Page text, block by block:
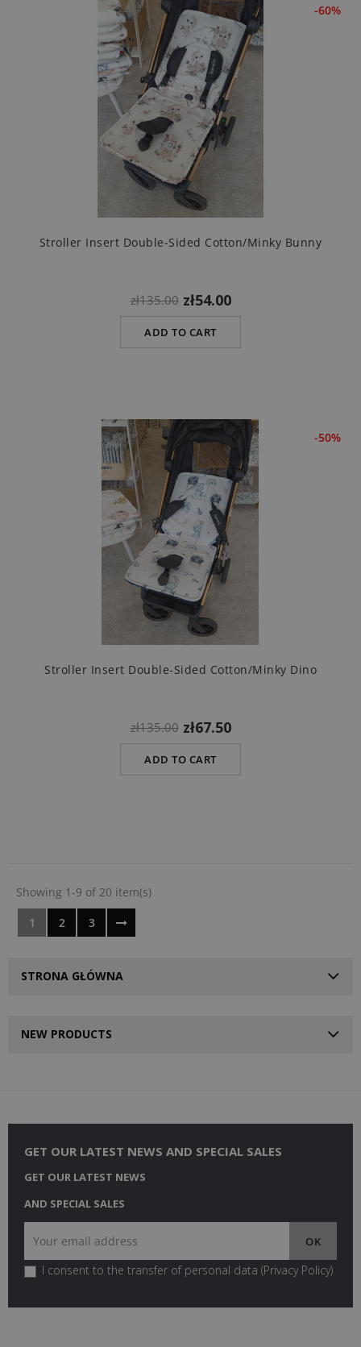
Stroller Insert Double-Sided Cotton/minky Bunny
zł135.00
-60%
zł54.00
ADD TO CART
Stroller Insert Double-Sided Cotton/minky Dino
zł135.00
-50%
zł67.50
ADD TO CART
Showing 1-9 of 20 item(s)
1
2 3
STRONA GŁÓWNA
NEW PRODUCTS
GET OUR LATEST NEWS AND SPECIAL SALES
GET OUR LATEST NEWS
AND SPECIAL SALES
I consent to the transfer of personal data (Privacy Policy)